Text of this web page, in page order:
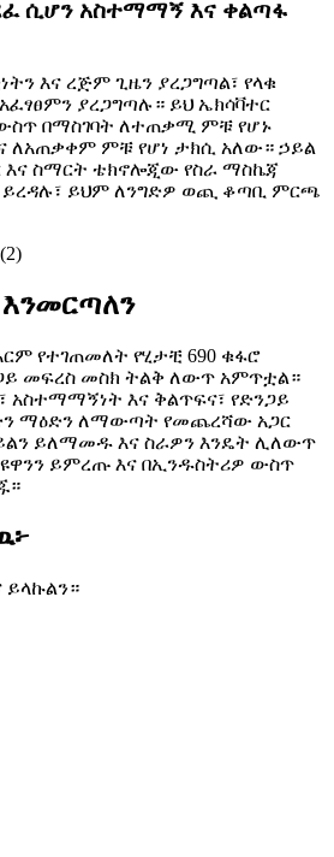
ሲሆን አስተማማኝ እና ቀልጣፋ
እና ረጅም ጊዜን ያረጋግጣል፣ የላቁ
ያረጋግጣሉ። ይህ ኤክሳቫተር
በማስገባት ለተጠቃሚ ምቹ የሆኑ
ለአጠቃቀም ምቹ የሆነ ታክሲ አለው። ኃይል
ስማርት ቴክኖሎጂው የስራ ማስኬጃ
ይህም ለንግድዎ ወጪ ቆጣቢ ምርጫ
የተገጠመለት የሂታቺ 690 ቁፋሮ
መፍረስ መስክ ትልቅ ለውጥ አምጥቷል።
አስተማማኝነት እና ቅልጥፍና፣ የድንጋይ
ማዕድን ለማውጣት የመጨረሻው አጋር
ይለማመዱ እና ስራዎን እንዴት ሊለውጥ
ይምረጡ እና በኢንዱስትሪዎ ውስጥ
ይላኩልን።